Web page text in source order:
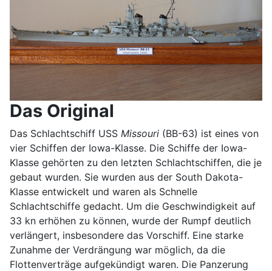
Das Original
Das Schlachtschiff USS Missouri (BB-63) ist eines von
vier Schiffen der Iowa-Klasse. Die Schiffe der Iowa-
Klasse gehörten zu den letzten Schlachtschiffen, die je
gebaut wurden. Sie wurden aus der South Dakota-
Klasse entwickelt und waren als Schnelle
Schlachtschiffe gedacht. Um die Geschwindigkeit auf
33 kn erhöhen zu können, wurde der Rumpf deutlich
verlängert, insbesondere das Vorschiff. Eine starke
Zunahme der Verdrängung war möglich, da die
Flottenverträge aufgekündigt waren. Die Panzerung